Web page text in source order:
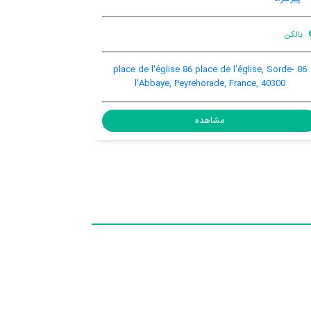
46 route de la croix blanche, Pey, Pey, France, 40300
مشاهده